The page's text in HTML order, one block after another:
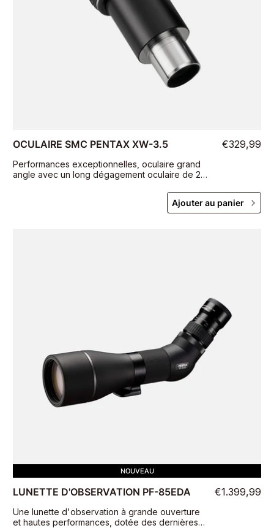
OCULAIRE SMC PENTAX XW-3.5
Performances exceptionnelles, oculaire grand
angle avec un long dégagement oculaire de 20
€329,99
Ajouter au panier
NOUVEAU
LUNETTE D'OBSERVATION PF-85EDA
Une lunette d'observation à grande ouverture
et hautes performances, dotée des dernières
€1.399,99